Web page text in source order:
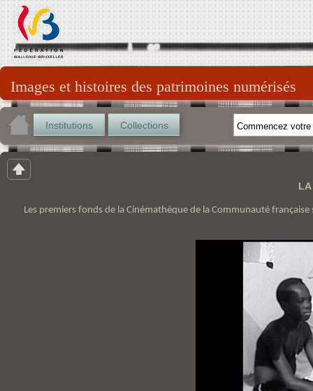
Images et histoires des patrimoines numérisés
Institutions Collections
LA
Les premiers fonds de la Cinémathèque de la Communauté